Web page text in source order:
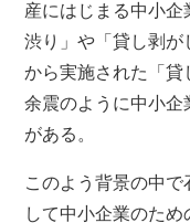
産にはじまる中小企
渋り」や「貸し剥が
から実施された「貸
余震のように中小企
がある。
このよう背景の中
して中小企業のた